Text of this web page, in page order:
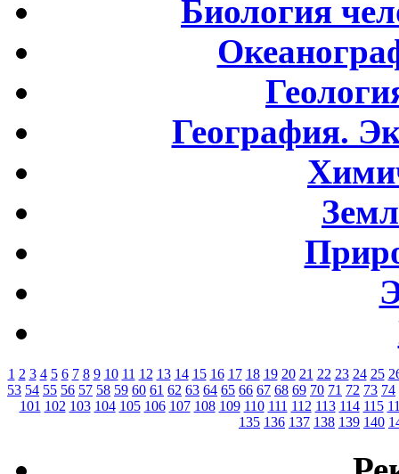
Биология
География.
1 2 3 4 5 6 7 8 9 10 11 12 13 14 15 16 17 18 19 20 21 22 23 24 25
53 54 55 56 57 58 59 60 61 62 63 64 65 66 67 68 69 70 71 72 73 74
101 102 103 104 105 106 107 108 109 110 111 112 113 114 115
135 136 137 138 139 140